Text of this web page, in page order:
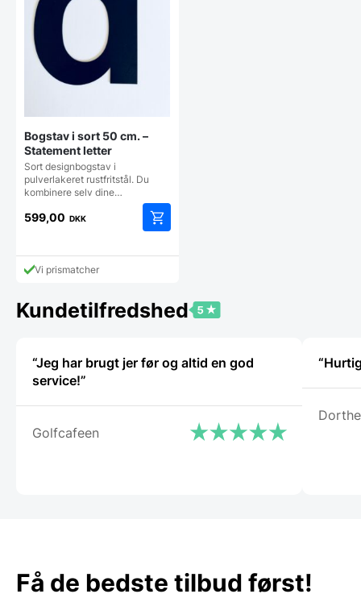
Bogstav i sort 50 cm. –
Statement letter
Sort designbogstav i
pulverlakeret rustfritstål. Du
kombinere selv dine…
599,00 DKK
Vi prismatcher
Kundetilfredshed
“Jeg har brugt jer før og altid en god
service!”
Golfcafeen
Få de bedste tilbud først!